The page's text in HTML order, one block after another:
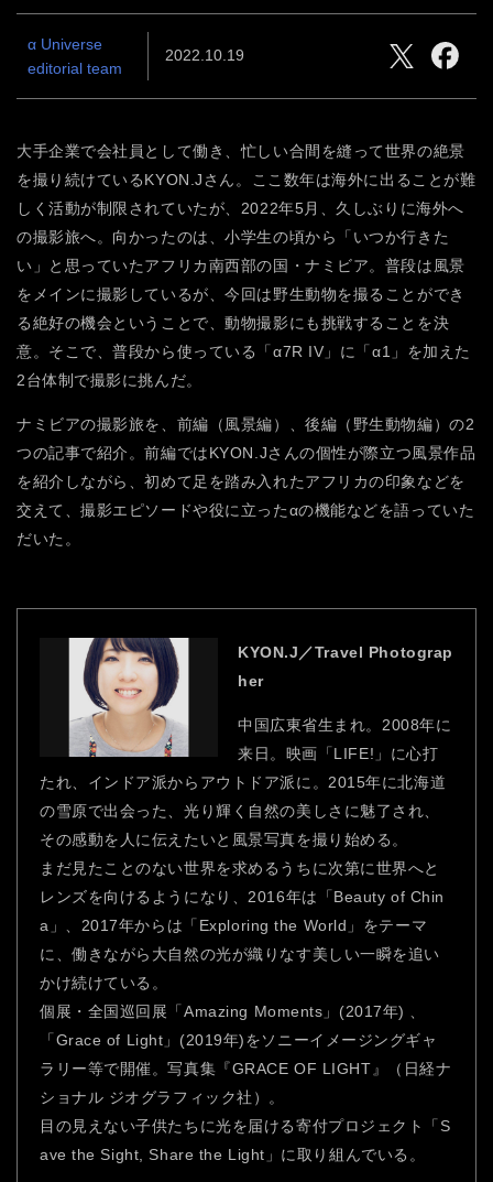
α Universe
editorial team
2022.10.19
大手企業で会社員として働き、忙しい合間を縫って世界の絶景
を撮り続けているKYON.Jさん。ここ数年は海外に出ることが難
しく活動が制限されていたが、2022年5月、久しぶりに海外へ
の撮影旅へ。向かったのは、小学生の頃から「いつか行きた
い」と思っていたアフリカ南西部の国・ナミビア。普段は風景
をメインに撮影しているが、今回は野生動物を撮ることができ
る絶好の機会ということで、動物撮影にも挑戦することを決
意。そこで、普段から使っている「α7R IV」に「α1」を加えた
2台体制で撮影に挑んだ。
ナミビアの撮影旅を、前編（風景編）、後編（野生動物編）の2
つの記事で紹介。前編ではKYON.Jさんの個性が際立つ風景作品
を紹介しながら、初めて足を踏み入れたアフリカの印象などを
交えて、撮影エピソードや役に立ったαの機能などを語っていた
だいた。
KYON.J／Travel Photograp
her
中国広東省生まれ。2008年に
来日。映画「LIFE!」に心打
たれ、インドア派からアウトドア派に。2015年に北海道
の雪原で出会った、光り輝く自然の美しさに魅了され、
その感動を人に伝えたいと風景写真を撮り始める。
まだ見たことのない世界を求めるうちに次第に世界へと
レンズを向けるようになり、2016年は「Beauty of Chin
a」、2017年からは「Exploring the World」をテーマ
に、働きながら大自然の光が織りなす美しい一瞬を追い
かけ続けている。
個展・全国巡回展「Amazing Moments」(2017年) 、
「Grace of Light」(2019年)をソニーイメージングギャ
ラリー等で開催。写真集『GRACE OF LIGHT』（日経ナ
ショナル ジオグラフィック社）。
目の見えない子供たちに光を届ける寄付プロジェクト「S
ave the Sight, Share the Light」に取り組んでいる。